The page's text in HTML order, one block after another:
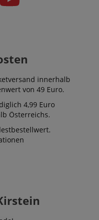
innerhalb
von 49 Euro.
4,99 Euro
Österreichs.